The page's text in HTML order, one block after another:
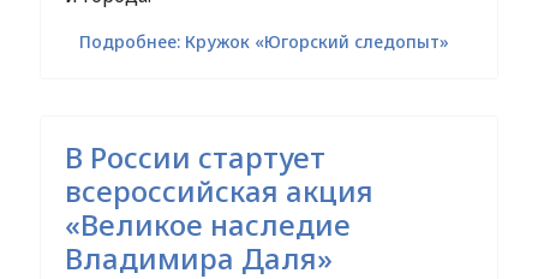
Подробнее: Кружок «Югорский следопыт»
В России стартует
всероссийская акция
«Великое наследие
Владимира Даля»